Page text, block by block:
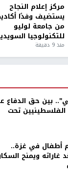
مركز إعلام النجاح
يستضيف وفدًا
من جامعة لوليو
للتكنولوجيا
منذ 9 دقيقة
بين حق الدفاع
تحت
أطفال في غزة..
غاراته ويمنح